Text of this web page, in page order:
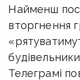
Найменш
вторгнення
Телеграмі